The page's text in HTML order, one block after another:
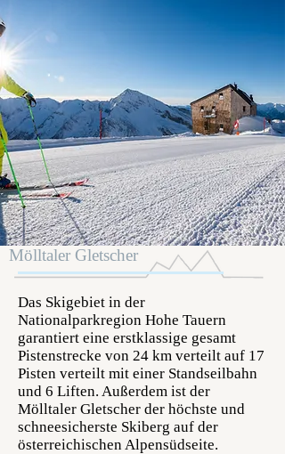
Mölltaler Gletscher
Das Skigebiet in der
Nationalparkregion Hohe Tauern
garantiert eine erstklassige gesamt
Pistenstrecke von 24 km verteilt auf 17
Pisten verteilt mit einer Standseilbahn
und 6 Liften. Außerdem ist der
Mölltaler Gletscher der höchste und
schneesicherste Skiberg auf der
österreichischen Alpensüdseite.